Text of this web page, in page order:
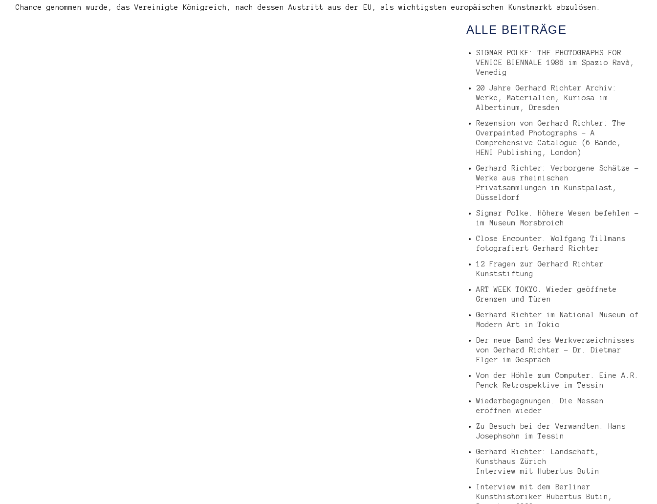
Chance genommen wurde, das Vereinigte Königreich, nach dessen Austritt aus der EU, als wichtigsten europäischen Kunstmarkt abzulösen.
ALLE BEITRÄGE
SIGMAR POLKE: THE PHOTOGRAPHS FOR
VENICE BIENNALE 1986 im Spazio Ravà,
Venedig
20 Jahre Gerhard Richter Archiv:
Werke, Materialien, Kuriosa im
Albertinum, Dresden
Rezension von Gerhard Richter: The
Overpainted Photographs – A
Comprehensive Catalogue (6 Bände,
HENI Publishing, London)
Gerhard Richter: Verborgene Schätze –
Werke aus rheinischen
Privatsammlungen im Kunstpalast,
Düsseldorf
Sigmar Polke. Höhere Wesen befehlen –
im Museum Morsbroich
Close Encounter. Wolfgang Tillmans
fotografiert Gerhard Richter
12 Fragen zur Gerhard Richter
Kunststiftung
ART WEEK TOKYO. Wieder geöffnete
Grenzen und Türen
Gerhard Richter im National Museum of
Modern Art in Tokio
Der neue Band des Werkverzeichnisses
von Gerhard Richter – Dr. Dietmar
Elger im Gespräch
Von der Höhle zum Computer. Eine A.R.
Penck Retrospektive im Tessin
Wiederbegegnungen. Die Messen
eröffnen wieder
Zu Besuch bei der Verwandten. Hans
Josephsohn im Tessin
Gerhard Richter: Landschaft,
Kunsthaus Zürich
Interview mit Hubertus Butin
Interview mit dem Berliner
Kunsthistoriker Hubertus Butin,